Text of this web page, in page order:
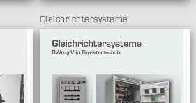
Gleichrichtersysteme